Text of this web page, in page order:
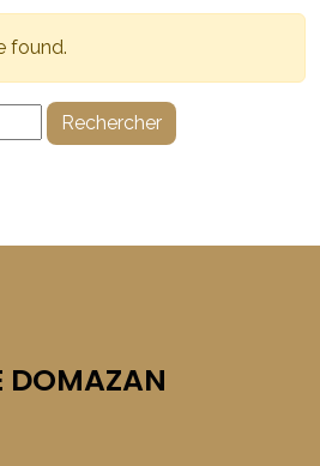
found.
DOMAZAN